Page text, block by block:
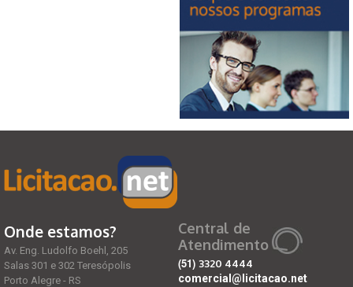
Onde estamos?
Av. Eng. Ludolfo Boehl, 205
Salas 301 e 302 Teresópolis
Porto Alegre - RS
Central de
Atendimento
(51) 3320 4444
comercial@licitacao.net